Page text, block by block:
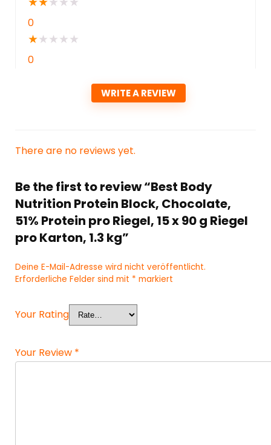
0
★★ ★ ★ ★
0
WRITE A REVIEW
There are no reviews yet.
Be the first to review “Best Body
Nutrition Protein Block, Chocolate,
51% Protein pro Riegel, 15 x 90 g Riegel
pro Karton, 1.3 kg”
Deine E-Mail-Adresse wird nicht veröffentlicht.
Erforderliche Felder sind mit * markiert
Your Rating
Your Review *